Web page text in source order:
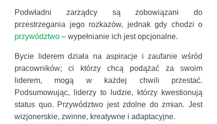
Podwładni zarządcy są zobowiązani do
przestrzegania jego rozkazów, jednak gdy chodzi o
przywództwo – wypełnianie ich jest opcjonalne.
Bycie liderem działa na aspiracje i zaufanie wśród
pracowników; ci którzy chcą podążać za swoim
liderem, mogą w każdej chwili przestać.
Podsumowując, liderzy to ludzie, którzy kwestionują
status quo. Przywództwo jest zdolne do zmian. Jest
wizjonerskie, zwinne, kreatywne i adaptacyjne.